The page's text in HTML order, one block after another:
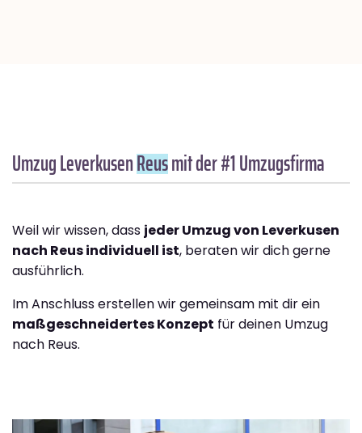
Umzug LeverkusenReusmit der #1 Umzugsfirma
Weil wir wissen, dass jeder Umzug von Leverkusen
nach Reus individuell ist, beraten wir dich gerne
ausführlich.
Im Anschluss erstellen wir gemeinsam mit dir ein
maßgeschneidertes Konzept für deinen Umzug
nach Reus.